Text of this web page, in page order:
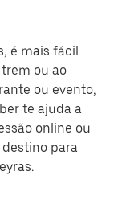
é mais fácil
ou ao
ou evento,
te ajuda a
online ou
para